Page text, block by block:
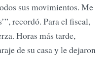
sus movimientos. Me
recordó. Para el fiscal,
Horas más tarde,
de su casa y le dejaron